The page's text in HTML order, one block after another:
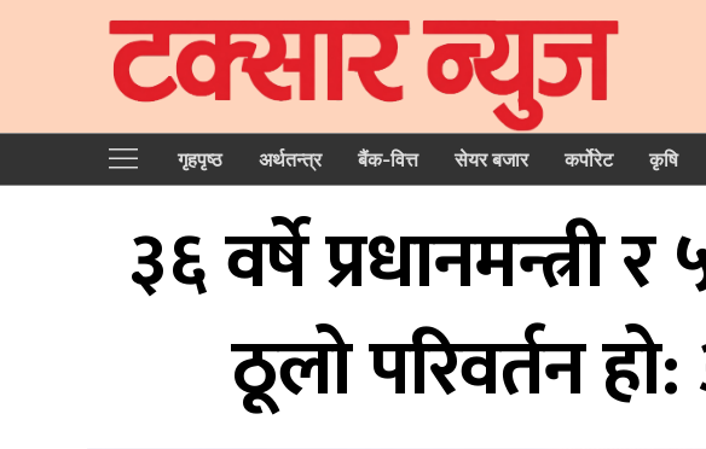
गृहपृष्‍ठ अर्थतन्त्र बैंक-वित्त सेयर बजार कर्पोरेट कृषि
३६ वर्षे प्रधानमन्त्री
ठूलो परिवर्तन हो: